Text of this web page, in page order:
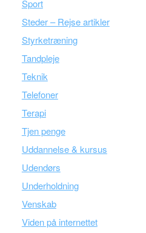
Sport
Steder – Rejse artikler
Styrketræning
Tandpleje
Teknik
Telefoner
Terapi
Tjen penge
Uddannelse & kursus
Udendørs
Underholdning
Venskab
Viden på internettet